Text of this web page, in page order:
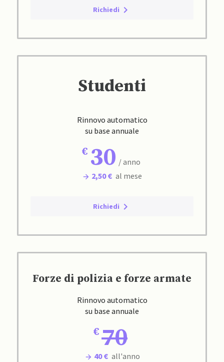
Richiedi
Studenti
Rinnovo automatico
su base annuale
30 / anno
2,50 € al mese
Richiedi
Forze di polizia e forze armate
Rinnovo automatico
su base annuale
70
40 € all'anno